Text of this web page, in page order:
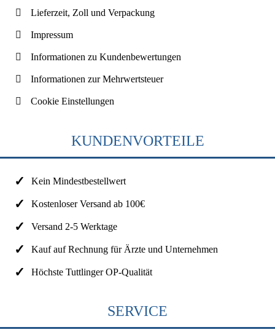
Lieferzeit, Zoll und Verpackung
Impressum
Informationen zu Kundenbewertungen
Informationen zur Mehrwertsteuer
Cookie Einstellungen
KUNDENVORTEILE
Kein Mindestbestellwert
Kostenloser Versand ab 100€
Versand 2-5 Werktage
Kauf auf Rechnung für Ärzte und Unternehmen
Höchste Tuttlinger OP-Qualität
SERVICE